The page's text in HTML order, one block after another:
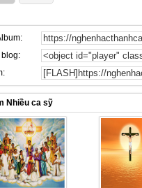
Nhiều ca sỹ